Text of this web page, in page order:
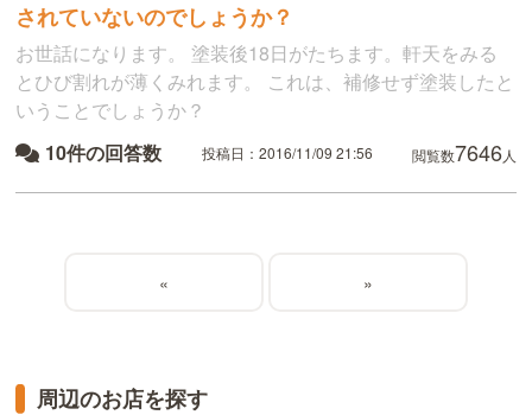
されていないのでしょうか？
お世話になります。 塗装後18日がたちます。軒天をみる
とひび割れが薄くみれます。 これは、補修せず塗装したと
いうことでしょうか？
10件の回答数 投稿日：2016/11/09 21:56 閲覧数7646人
« »
周辺のお店を探す